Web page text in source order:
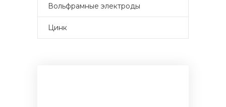
Вольфрамные электроды
Цинк